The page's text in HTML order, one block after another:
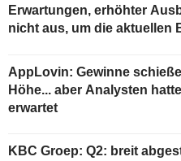
Erwartungen, erhöhter
nicht aus, um die aktuellen
AppLovin: Gewinne
Höhe... aber Analysten
erwartet
KBC Groep: Q2: breit